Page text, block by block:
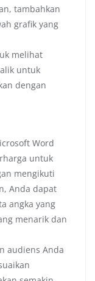
tambahkan
grafik yang
melihat
untuk
dengan
Word
untuk
mengikuti
Anda dapat
angka yang
menarik dan
audiens Anda